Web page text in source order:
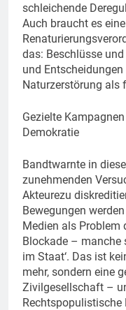
schleichende
Auch braucht es
das: Beschlüsse
und
Naturzerstörung als
Gezielte
Demokratie
Bandtwarnte in
zunehmenden
Akteurezu
Bewegungen
Medien als Problem
Blockade – manche
im Staat‘. Das ist
mehr, sondern eine
Zivilgesellschaft –
Rechtspopulistische